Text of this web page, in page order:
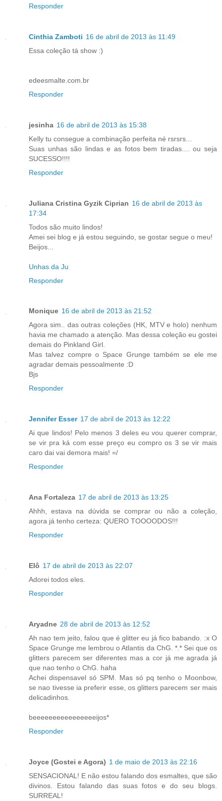
Responder
Cinthia Zamboti 16 de abril de 2013 às 11:49
Essa coleção tá show :)
edeesmalte.com.br
Responder
jesinha 16 de abril de 2013 às 15:38
Kelly tu consegue a combinação perfeita né rsrsrs...
Suas unhas são lindas e as fotos bem tiradas.... ou seja
SUCESSO!!!!
Responder
Juliana Cristina Gyzik Ciprian 16 de abril de 2013 às
17:34
Todos são muito lindos!
Amei sei blog e já estou seguindo, se gostar segue o meu!
Beijos...
Unhas da Ju
Responder
Monique 16 de abril de 2013 às 21:52
Agora sim.. das outras coleções (HK, MTV e holo) nenhum
havia me chamado a atenção. Mas dessa coleção eu gostei
demais do Pinkland Girl.
Mas talvez compre o Space Grunge também se ele me
agradar demais pessoalmente :D
Bjs
Responder
Jennifer Esser 17 de abril de 2013 às 12:22
Ai que lindos! Pelo menos 3 deles eu vou querer comprar,
se vir pra ká com esse preço eu compro os 3 se vir mais
caro dai vai demora mais! =/
Responder
Ana Fortaleza 17 de abril de 2013 às 13:25
Ahhh, estava na dúvida se comprar ou não a coleção,
agora já tenho certeza: QUERO TOOOODOS!!!
Responder
Elô 17 de abril de 2013 às 22:07
Adorei todos eles.
Responder
Aryadne 28 de abril de 2013 às 12:52
Ah nao tem jeito, falou que é glitter eu já fico babando. :x O
Space Grunge me lembrou o Atlantis da ChG. *.* Sei que os
glitters parecem ser diferentes mas a cor já me agrada já
que nao tenho o ChG. haha
Achei dispensavel só SPM. Mas só pq tenho o Moonbow,
se nao tivesse ia preferir esse, os glitters parecem ser mais
delicadinhos.
beeeeeeeeeeeeeeeeijos*
Responder
Joyce (Gostei e Agora) 1 de maio de 2013 às 22:16
SENSACIONAL! E não estou falando dos esmaltes, que são
divinos. Estou falando das suas fotos e do seu blogs.
SURREAL!